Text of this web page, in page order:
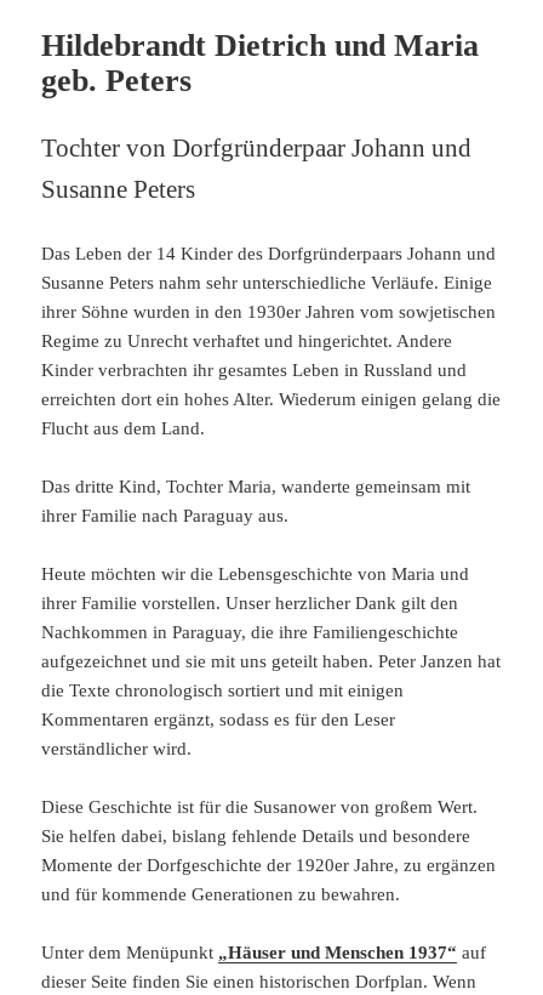
Hildebrandt Dietrich und Maria
geb. Peters
Tochter von Dorfgründerpaar Johann und
Susanne Peters
Das Leben der 14 Kinder des Dorfgründerpaars Johann und
Susanne Peters nahm sehr unterschiedliche Verläufe. Einige
ihrer Söhne wurden in den 1930er Jahren vom sowjetischen
Regime zu Unrecht verhaftet und hingerichtet. Andere
Kinder verbrachten ihr gesamtes Leben in Russland und
erreichten dort ein hohes Alter. Wiederum einigen gelang die
Flucht aus dem Land.
Das dritte Kind, Tochter Maria, wanderte gemeinsam mit
ihrer Familie nach Paraguay aus.
Heute möchten wir die Lebensgeschichte von Maria und
ihrer Familie vorstellen. Unser herzlicher Dank gilt den
Nachkommen in Paraguay, die ihre Familiengeschichte
aufgezeichnet und sie mit uns geteilt haben. Peter Janzen hat
die Texte chronologisch sortiert und mit einigen
Kommentaren ergänzt, sodass es für den Leser
verständlicher wird.
Diese Geschichte ist für die Susanower von großem Wert.
Sie helfen dabei, bislang fehlende Details und besondere
Momente der Dorfgeschichte der 1920er Jahre, zu ergänzen
und für kommende Generationen zu bewahren.
Unter dem Menüpunkt „Häuser und Menschen 1937“ auf
dieser Seite finden Sie einen historischen Dorfplan. Wenn